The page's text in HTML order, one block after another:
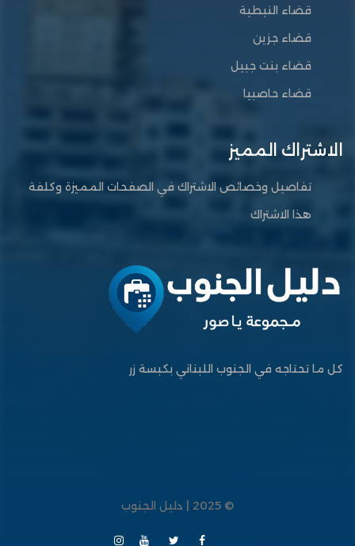
قضاء النبطية
قضاء جزين
قضاء بنت جبيل
قضاء حاصبيا
الاشتراك المميز
تفاصيل وخصائص الاشتراك في الصفحات المميزة وكلفة
هذا الاشتراك
كل ما تحتاجه في الجنوب اللبناني بكبسة زر
© 2025 | دليل الجنوب